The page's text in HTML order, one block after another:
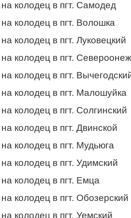
колодец в пгт. Самодед
колодец в пгт. Волошка
колодец в пгт. Луковецкий
колодец в пгт.
колодец в пгт.
колодец в пгт. Малошуйка
колодец в пгт. Солгинский
колодец в пгт. Двинской
колодец в пгт. Мудьюга
колодец в пгт. Удимский
колодец в пгт. Емца
колодец в пгт. Обозерский
колодец в пгт. Уемский